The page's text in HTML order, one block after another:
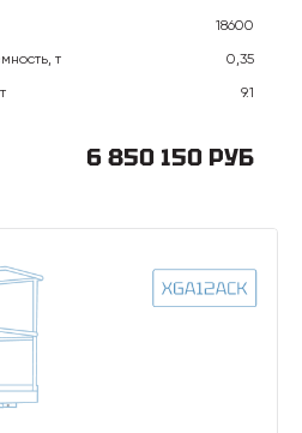
18600
т
0,35
9.1
6 850 150 РУБ